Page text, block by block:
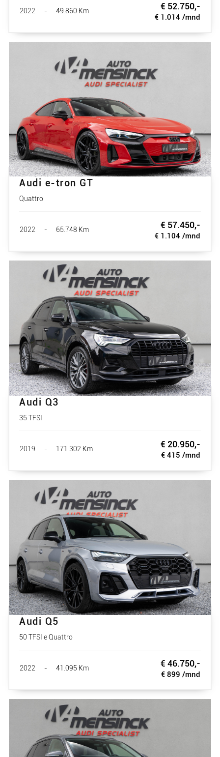
2022 - 49.860 Km € 52.750,-
€ 1.014 /mnd
Audi e-tron GT
Quattro
2022 - 65.748 Km € 57.450,-
€ 1.104 /mnd
Audi Q3
35 TFSI
2019 - 171.302 Km € 20.950,-
€ 415 /mnd
Audi Q5
50 TFSI e Quattro
2022 - 41.095 Km € 46.750,-
€ 899 /mnd